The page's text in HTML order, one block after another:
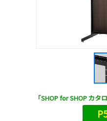
「SHOP for SHOP カタ